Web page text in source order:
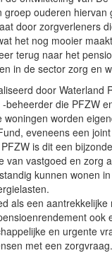
ouderen hiervan
door zorgverleners
het nog mooier
terug naar het
in de sector zorg en
door Waterland
beheerder die PFZW
woningen worden
eveneens een
is dit een
van vastgoed en zorg
kunnen wonen
als een aantrekkelijke
ook
en urgente
met een zorgvraag.